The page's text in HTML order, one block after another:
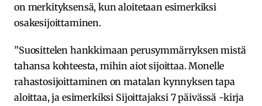
on merkityksensä, kun aloitetaan esimerkiksi
osakesijoittaminen.
”Suosittelen hankkimaan perusymmärryksen mistä
tahansa kohteesta, mihin aiot sijoittaa. Monelle
rahastosijoittaminen on matalan kynnyksen tapa
aloittaa, ja esimerkiksi Sijoittajaksi 7 päivässä -kirja